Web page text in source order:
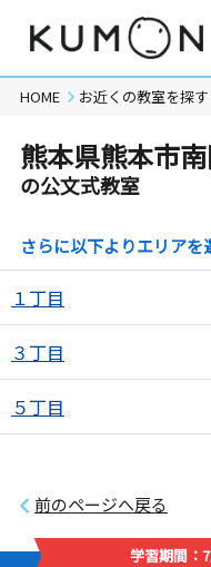
HOME お近くの教室を探す
熊本県熊本市
の公文式教室
さらに以下よりエリアを
１丁目
３丁目
５丁目
前のページへ戻る
学習期間：